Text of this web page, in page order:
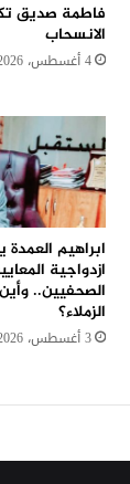
فاطمة صديق
الانسحاب
4 أغسطس، 2026
ابراهيم
ازدواجية
الصحفيين..
الزملاء؟
3 أغسطس، 2026